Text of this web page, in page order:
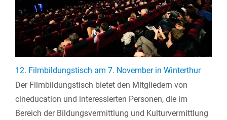
12. Filmbildungstisch am 7. November in Winterthur
Der Filmbildungstisch bietet den Mitgliedern von
cineducation und interessierten Personen, die im
Bereich der Bildungsvermittlung und Kulturvermittlung